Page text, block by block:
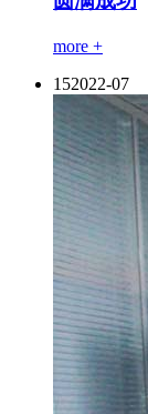
more +
152022-07